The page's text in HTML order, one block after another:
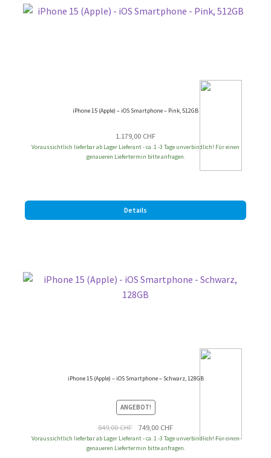
iPhone 15 (Apple) – iOS Smartphone – Pink, 512GB
1.179,00 CHF
Voraussichtlich lieferbar ab Lager Lieferant - ca. 1 -3 Tage unverbindlich! Für einen
genaueren Liefertermin bitte anfragen.
Details
iPhone 15 (Apple) – iOS Smartphone – Schwarz, 128GB
ANGEBOT!
849,00CHF
Ursprünglicher
Preis
war:
749,00 CHFAktueller
Preis
ist:
Voraussichtlich lieferbar ab Lager Lieferant - ca. 1 -3 Tage unverbindlich! Für einen
genaueren Liefertermin bitte anfragen.